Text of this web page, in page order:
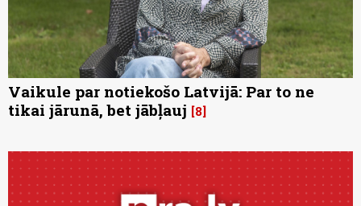
Vaikule par notiekošo Latvijā: Par to ne
tikai jārunā, bet jābļauj 8